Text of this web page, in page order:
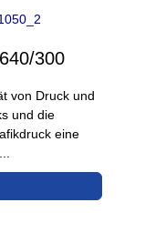
300
von Druck und
und die
eine